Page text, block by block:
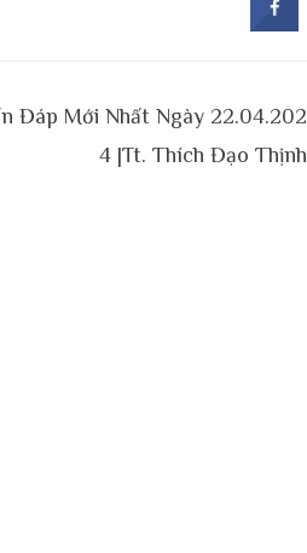
Đáp Mới Nhất Ngày 22.04.202
4 |Tt. Thích Đạo Thịnh